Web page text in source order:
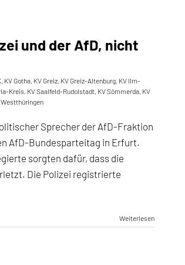
und der AfD, nicht
, KV Gotha, KV Greiz, KV Greiz-Altenburg, KV Ilm-
Kreis, KV Saalfeld-Rudolstadt, KV Sömmerda, KV
Westthüringen
Sprecher der AfD-Fraktion
AfD-Bundesparteitag in Erfurt.
sorgten dafür, dass die
Die Polizei registrierte
Weiterlesen